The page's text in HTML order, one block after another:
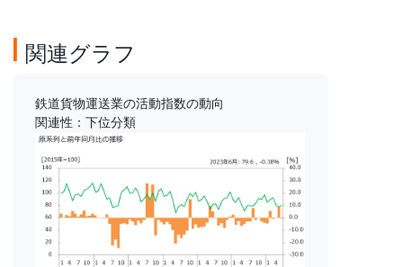
関連グラフ
鉄道貨物運送業の活動指数の動向
関連性：下位分類